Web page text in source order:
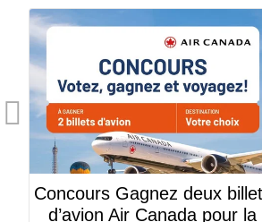
Concours Gagnez votre
voyage de golf à la Romana!